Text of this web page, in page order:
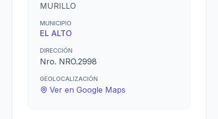
MURILLO
MUNICIPIO
EL ALTO
DIRECCIÓN
Nro. NRO.2998
GEOLOCALIZACIÓN
Ver en Google Maps